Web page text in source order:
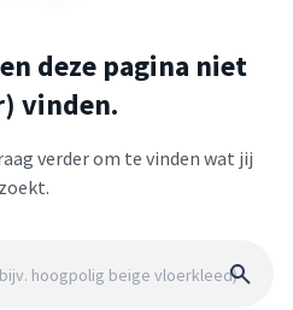
deze pagina niet
vinden.
verder om te vinden wat jij
zoekt.